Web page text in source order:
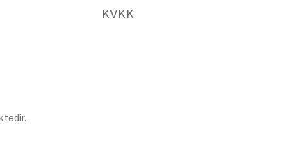
KVKK